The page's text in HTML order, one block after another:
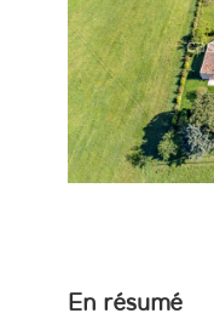
En résumé